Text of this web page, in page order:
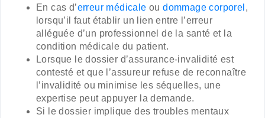
En cas d’erreur médicale oudommage corporel ,
lorsqu’il faut établir un lien entre l’erreur
alléguée d’un professionnel de la santé et la
condition médicale du patient.
Lorsque le dossier d’assurance-invalidité est
contesté et que l’assureur refuse de reconnaître
l’invalidité ou minimise les séquelles, une
expertise peut appuyer la demande.
Si le dossier implique des troubles mentaux